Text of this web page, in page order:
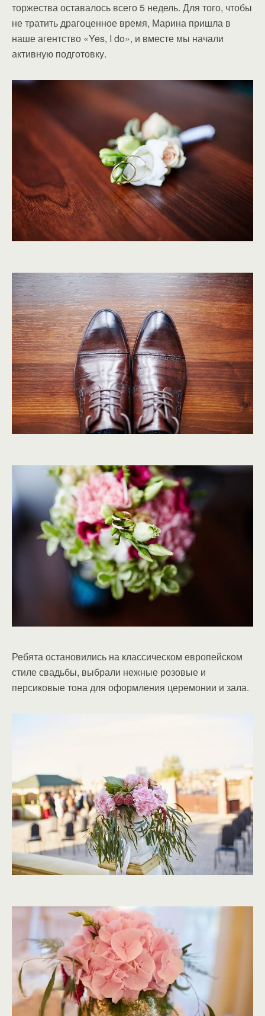
торжества оставалось всего 5 недель. Для того, чтобы
не тратить драгоценное время, Марина пришла в
наше агентство «Yes, I do», и вместе мы начали
активную подготовку.
Ребята остановились на классическом европейском
стиле свадьбы, выбрали нежные розовые и
персиковые тона для оформления церемонии и зала.